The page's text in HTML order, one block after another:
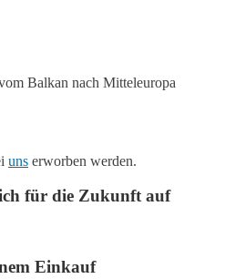
Balkan nach Mitteleuropa
uns erworben werden.
für die Zukunft auf
Einkauf